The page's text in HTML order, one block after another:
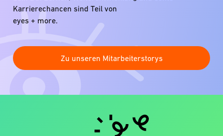
Karrierechancen sind Teil von
eyes + more.
Zu unseren Mitarbeiterstorys